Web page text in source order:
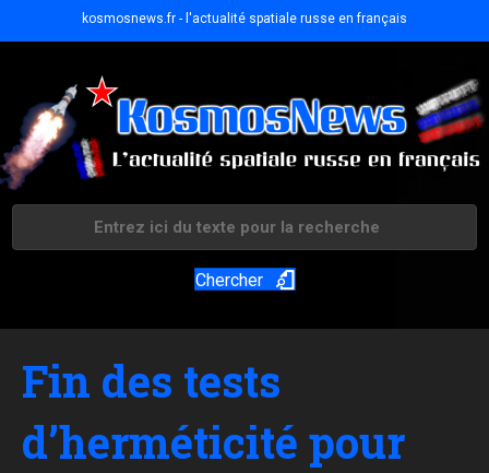
kosmosnews.fr - l'actualité spatiale russe en français
Chercher
Fin des tests
d’herméticité pour